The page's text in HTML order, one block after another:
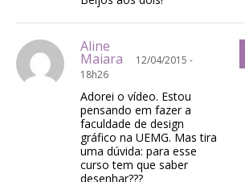
Aline
Maiara
12/04/2015 -
18h26
Adorei o vídeo. Estou
pensando em fazer a
faculdade de design
gráfico na UEMG. Mas tira
uma dúvida: para esse
curso tem que saber
desenhar???